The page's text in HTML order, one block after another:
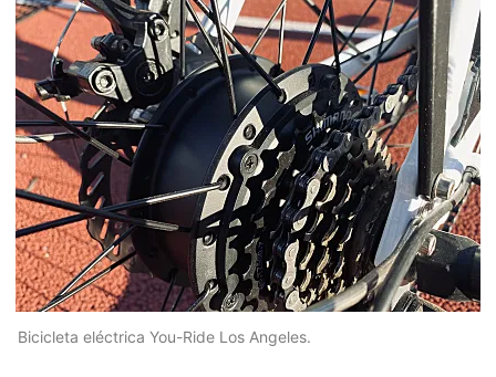
Bicicleta eléctrica You-Ride Los Angeles.